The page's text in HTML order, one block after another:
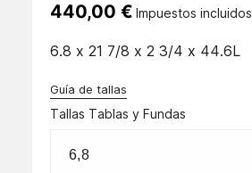
440,00 € Impuestos incluidos
6.8 x 21 7/8 x 2 3/4 x 44.6L
Guía de tallas
Tallas Tablas y Fundas